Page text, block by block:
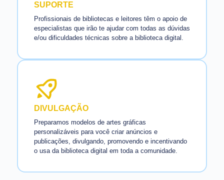
SUPORTE
Profissionais de bibliotecas e leitores têm o apoio de
especialistas que irão te ajudar com todas as dúvidas
e/ou dificuldades técnicas sobre a biblioteca digital.
DIVULGAÇÃO
Preparamos modelos de artes gráficas
personalizáveis para você criar anúncios e
publicações, divulgando, promovendo e incentivando
o usa da biblioteca digital em toda a comunidade.